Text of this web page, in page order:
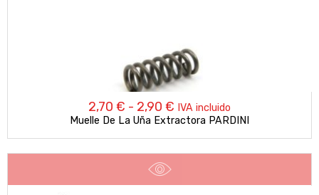
2,70 € - 2,90 € Rango
de
precios:
IVA incluido
Muelle De La Uña Extractora PARDINI